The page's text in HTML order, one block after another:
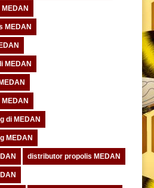
MEDAN
MEDAN
di MEDAN
MEDAN
distributor propolis MEDAN